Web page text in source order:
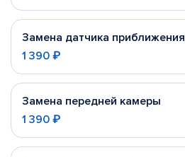
Замена датчика приближения
1 390 ₽
Замена передней камеры
1 390 ₽